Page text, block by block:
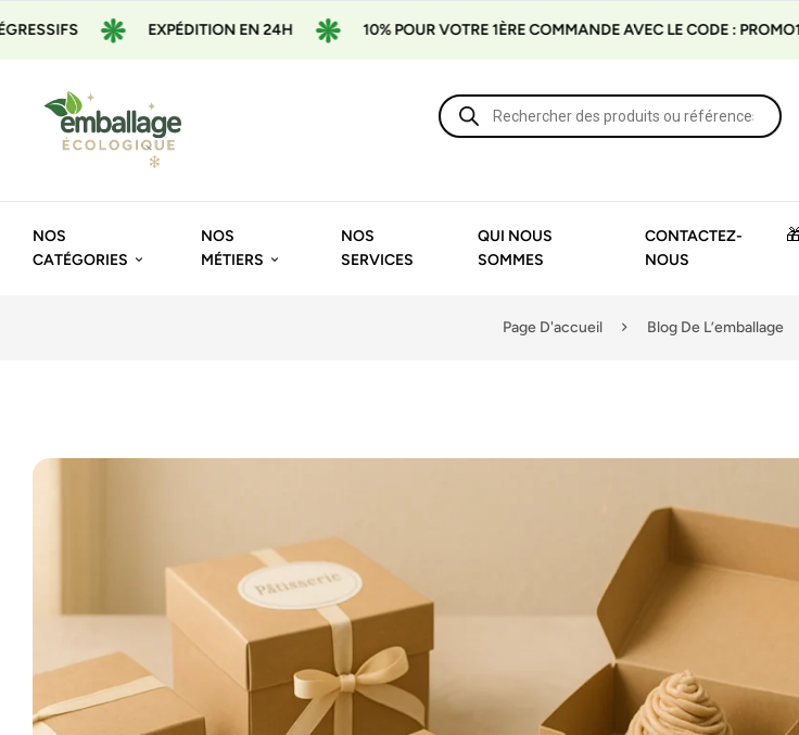
EXPÉDITION EN 24H 10% POUR VOTRE 1ÈRE COMMANDE AVEC LE CODE : PROMO10
NOS
CATÉGORIES
NOS
MÉTIERS
NOS
SERVICES
QUI NOUS
SOMMES
CONTACTEZ-
NOUS
Page D'accueil Blog De L’emballage